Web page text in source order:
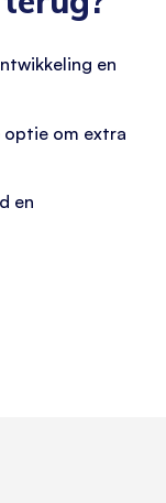
en
om extra
en